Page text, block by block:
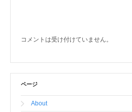
コメントは受け付けていません。
ページ
About